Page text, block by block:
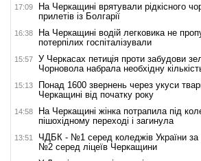
17:09
На Черкащині врятували рідкісного
прилетів із Болгарії
16:38
На Черкащині водій легковика не
потерпілих госпіталізували
15:57
У Черкасах петиція проти забудови
Чорновола набрала необхідну
15:13
Понад 1600 звернень через укуси
Черкащині від початку року
14:58
На Черкащині жінка потрапила під
пішохідному переході і загинула
13:51
ЧДБК - №1 серед коледжів України
№2 серед ліцеїв Черкащини